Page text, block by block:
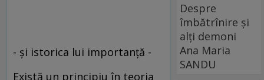
- şi istorica lui importanţă -
Există un principiu în teoria
Despre
îmbătrînire și
alți demoni
Ana Maria
SANDU